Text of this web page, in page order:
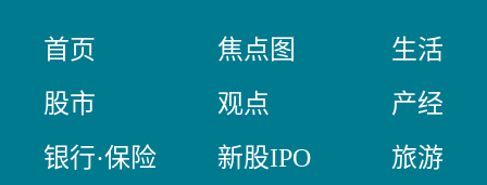
首页 焦点图
生活
股市
观点
产经
银行·保险
新股IPO
旅游